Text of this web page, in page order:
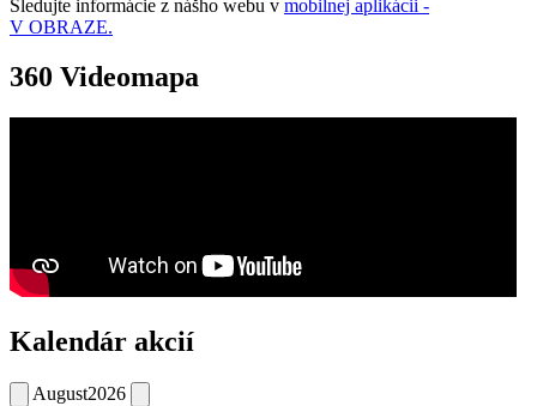
Sledujte informácie z nášho webu v mobilnej aplikácii -
V OBRAZE.
360 Videomapa
Kalendár akcií
August2026